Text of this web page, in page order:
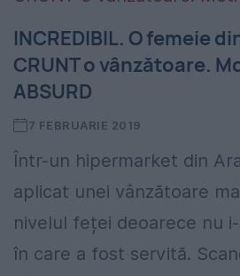
INCREDIBIL. O femeie
CRUNT o vânzătoare.
ABSURD
7 FEBRUARIE 2019
Într-un hipermarket din
aplicat unei vânzătoare
nivelul feței deoarece nu
în care a fost servită.